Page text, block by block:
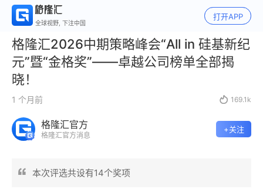
全球视野, 下注中国
打开APP
格隆汇2026中期策略峰会“All in 硅基新纪
元”暨“金格奖”——卓越公司榜单全部揭
晓！
1 个月前  169.1k
格隆汇官方
格隆汇官方消息
+关注
本次评选共设有14个奖项